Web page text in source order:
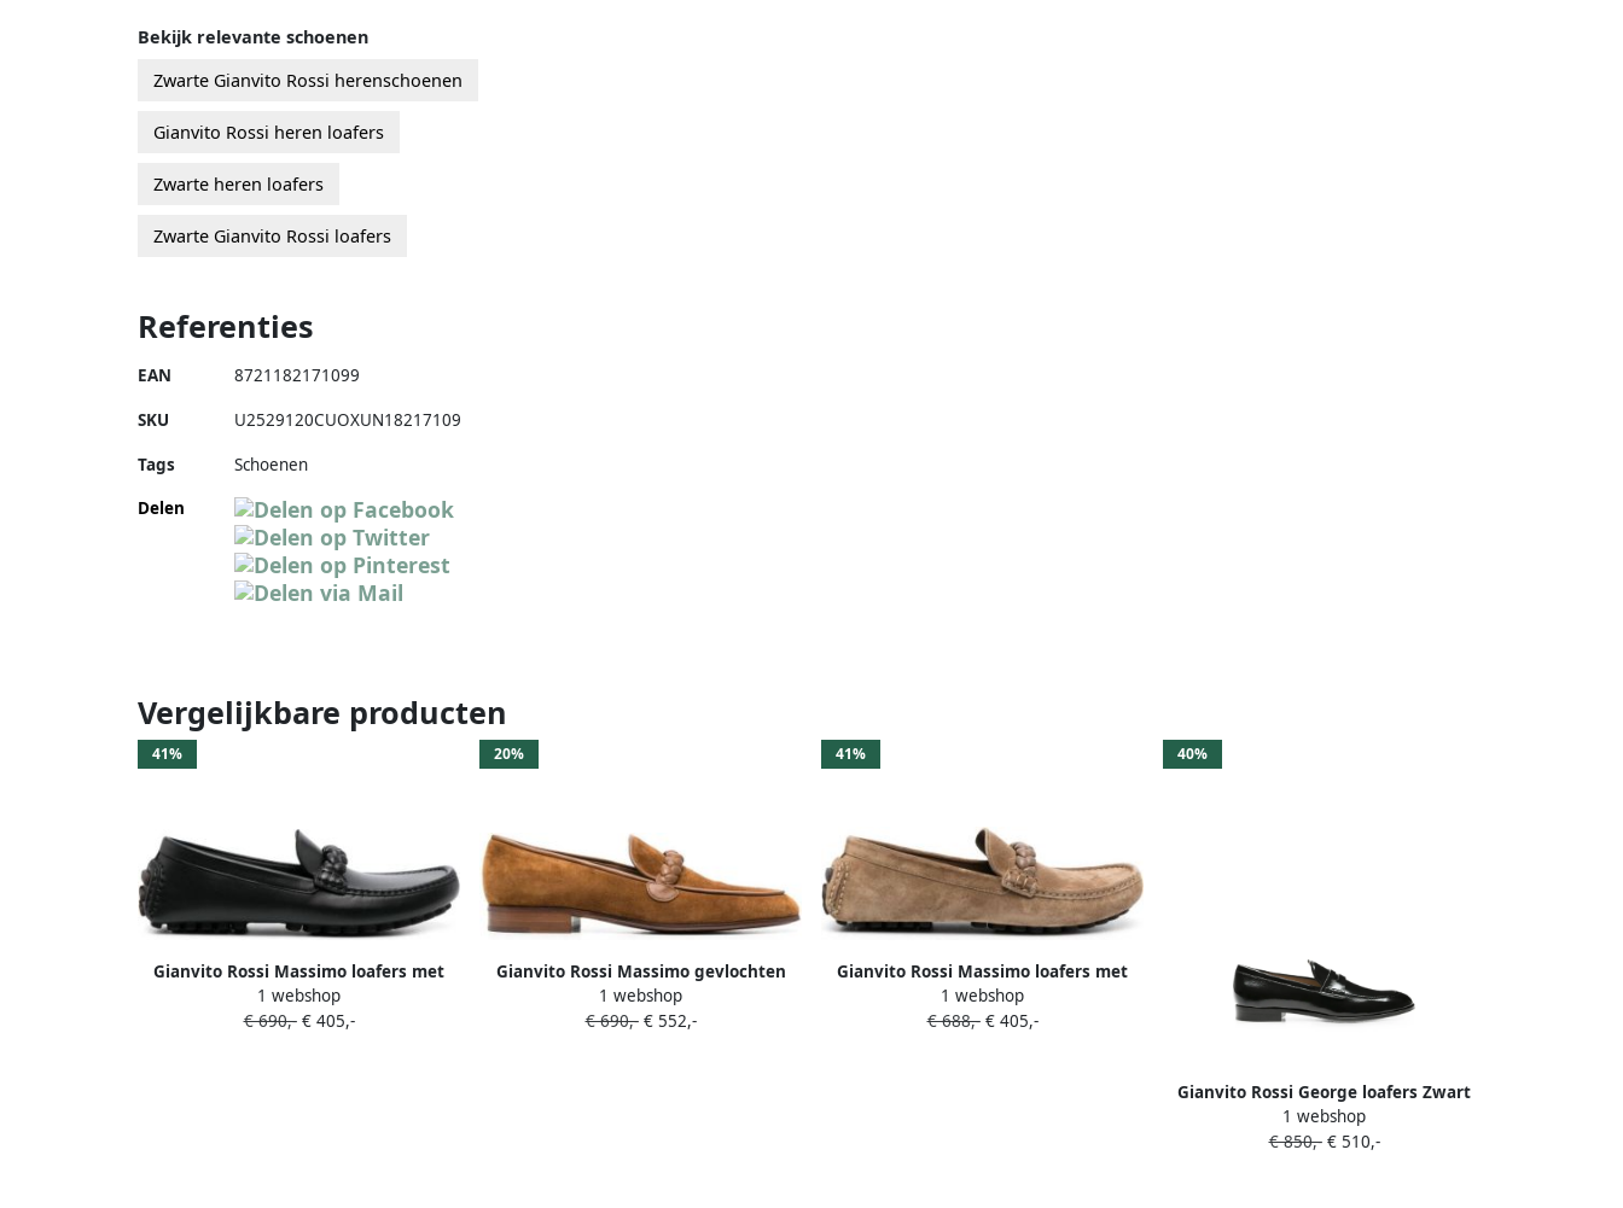
Bekijk relevante schoenen
Zwarte Gianvito Rossi herenschoenen
Gianvito Rossi heren loafers
Zwarte heren loafers
Zwarte Gianvito Rossi loafers
Referenties
EAN 8721182171099
SKU U2529120CUOXUN18217109
Tags
Schoenen
Delen
Vergelijkbare producten
41%
Gianvito Rossi Massimo loafers met
gevlochten detail Zwart
1 webshop
€ 690,-€ 405,-
20%
Gianvito Rossi Massimo gevlochten
loafers Bruin
1 webshop
€ 690,-€ 552,-
41%
Gianvito Rossi Massimo loafers met
gevlochten detail Beige
1 webshop
€ 688,-€ 405,-
40%
Gianvito Rossi George loafers Zwart
1 webshop
€ 850,-€ 510,-